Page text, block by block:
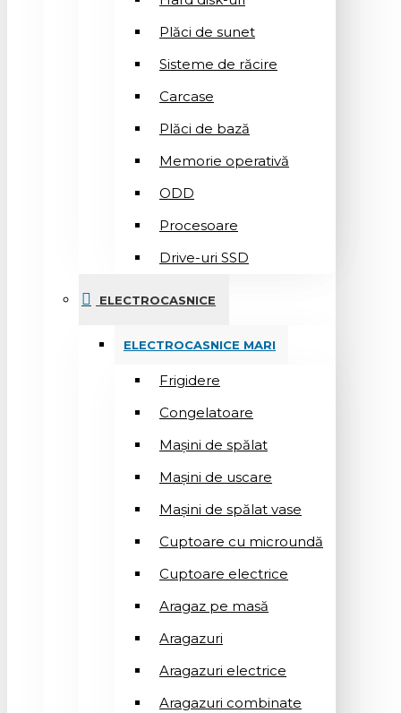
Plăci de sunet
Sisteme de răcire
Carcase
Plăci de bază
Memorie operativă
ODD
Procesoare
Drive-uri SSD
ELECTROCASNICE
ELECTROCASNICE MARI
Frigidere
Congelatoare
Mașini de spălat
Mașini de uscare
Mașini de spălat vase
Cuptoare cu microundă
Cuptoare electrice
Aragaz pe masă
Aragazuri
Aragazuri electrice
Aragazuri combinate